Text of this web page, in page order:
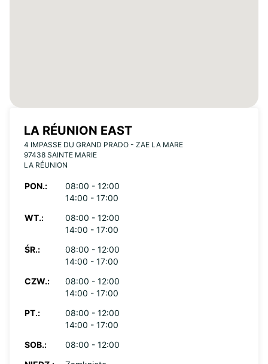
LA RÉUNION EAST
4 IMPASSE DU GRAND PRADO - ZAE LA MARE
97438 SAINTE MARIE
LA RÉUNION
PON.:
08:00 - 12:00
14:00 - 17:00
WT.:
08:00 - 12:00
14:00 - 17:00
ŚR.:
08:00 - 12:00
14:00 - 17:00
CZW.:
08:00 - 12:00
14:00 - 17:00
PT.:
08:00 - 12:00
14:00 - 17:00
SOB.:
08:00 - 12:00